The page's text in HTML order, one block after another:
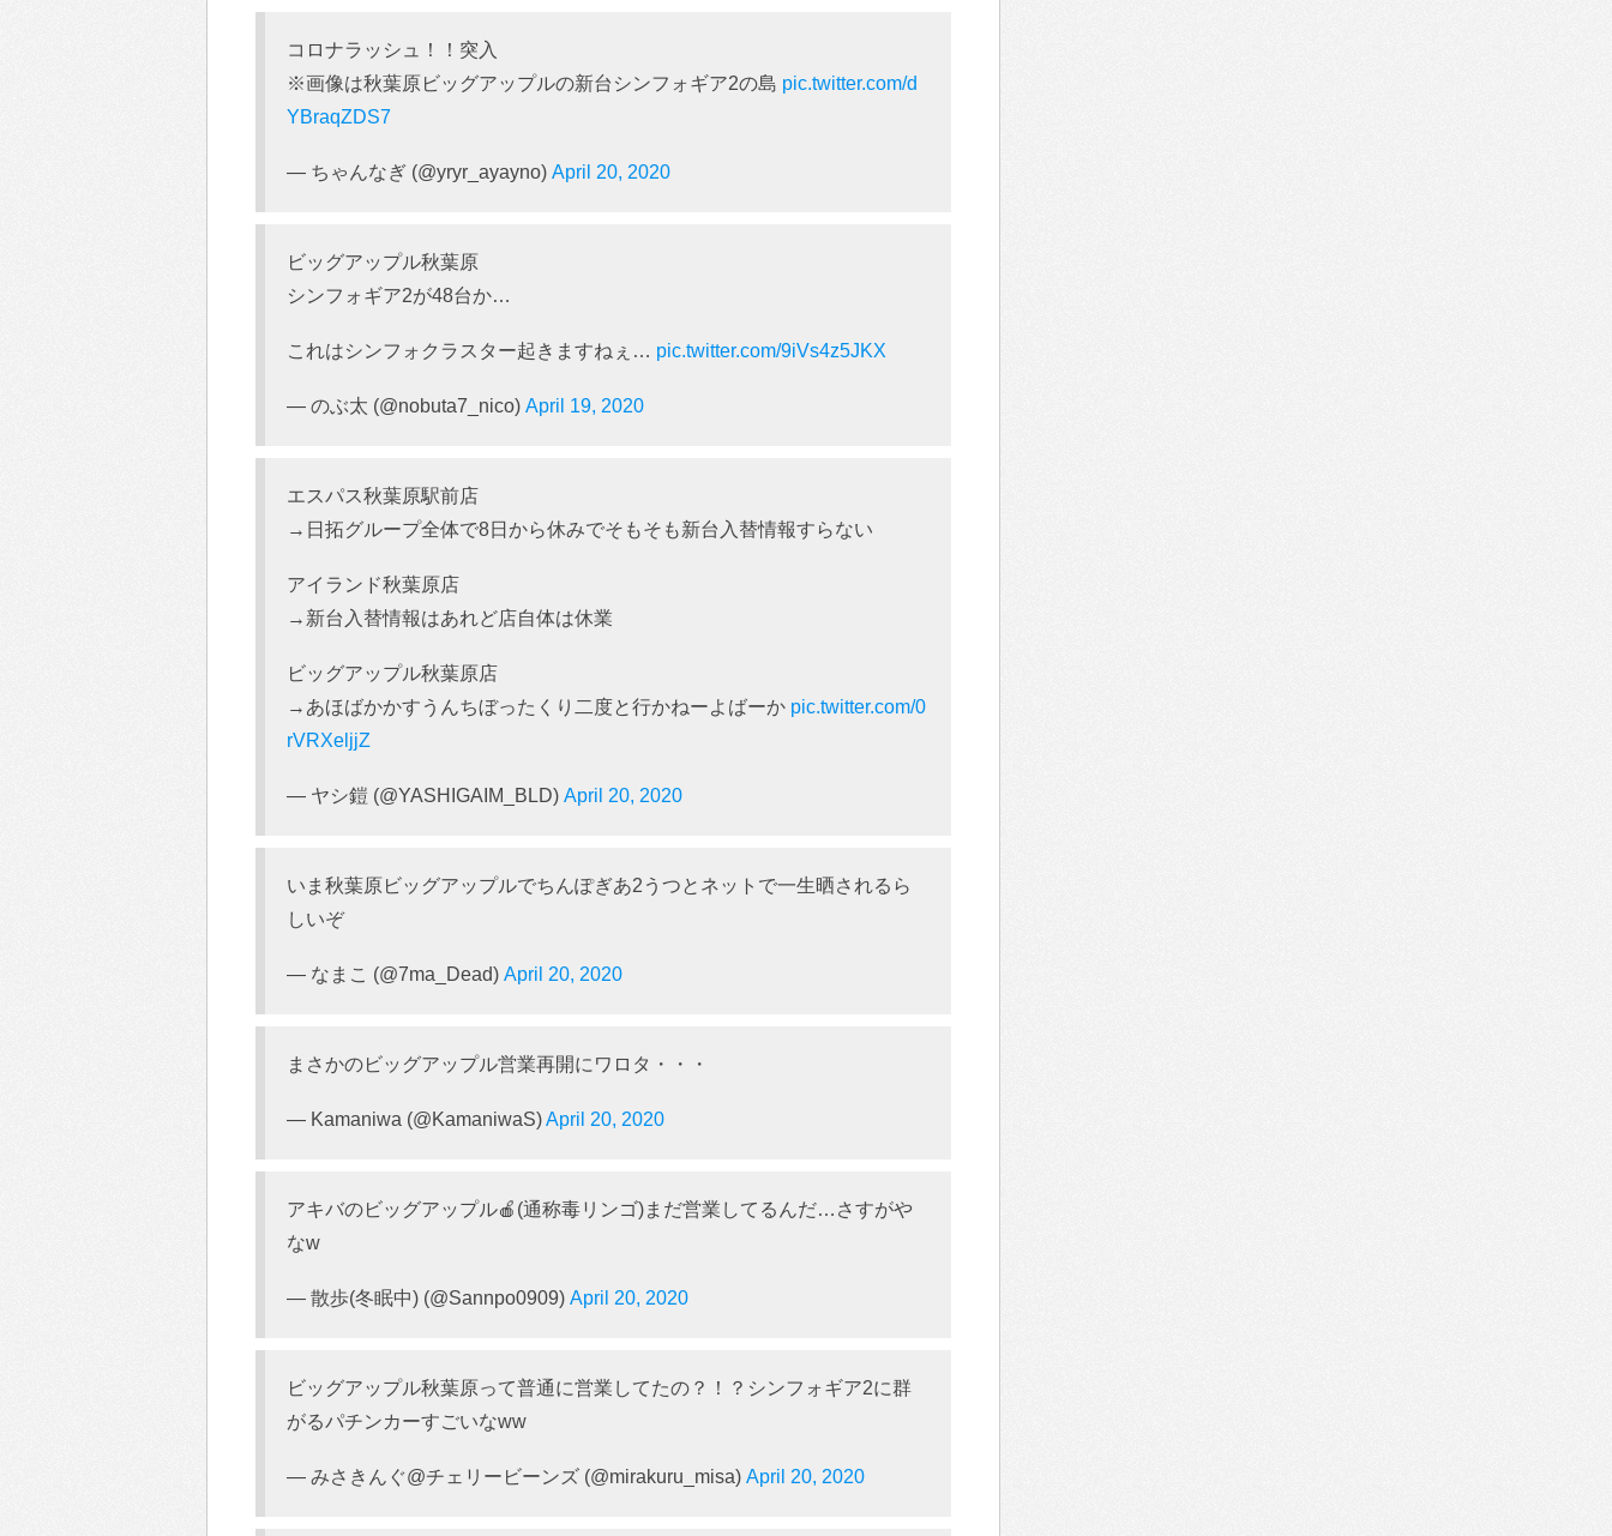
コロナラッシュ！！突入
※画像は秋葉原ビッグアップルの新台シンフォギア2の島 pic.twitter.com/d
YBraqZDS7
— ちゃんなぎ (@yryr_ayayno) April 20, 2020
ビッグアップル秋葉原
シンフォギア2が48台か…
これはシンフォクラスター起きますねぇ… pic.twitter.com/9iVs4z5JKX
— のぶ太 (@nobuta7_nico) April 19, 2020
エスパス秋葉原駅前店
→日拓グループ全体で8日から休みでそもそも新台入替情報すらない
アイランド秋葉原店
→新台入替情報はあれど店自体は休業
ビッグアップル秋葉原店
→あほばかかすうんちぼったくり二度と行かねーよばーか pic.twitter.com/0
rVRXeljjZ
— ヤシ鎧 (@YASHIGAIM_BLD) April 20, 2020
いま秋葉原ビッグアップルでちんぽぎあ2うつとネットで一生晒されるら
しいぞ
— なまこ (@7ma_Dead) April 20, 2020
まさかのビッグアップル営業再開にワロタ・・・
— Kamaniwa (@KamaniwaS)April 20, 2020
アキバのビッグアップル🍎(通称毒リンゴ)まだ営業してるんだ…さすがや
なw
— 散歩(冬眠中) (@Sannpo0909) April 20, 2020
ビッグアップル秋葉原って普通に営業してたの？！？シンフォギア2に群
がるパチンカーすごいなww
— みさきんぐ@チェリービーンズ (@mirakuru_misa) April 20, 2020